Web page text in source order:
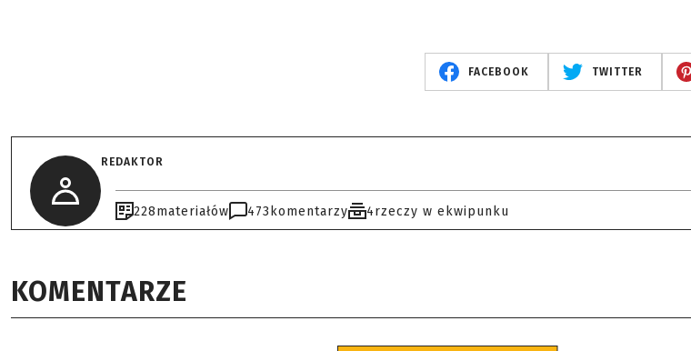
FACEBOOK TWITTER
REDAKTOR
228materiałów 473 komentarzy 4rzeczy w ekwipunku
KOMENTARZE